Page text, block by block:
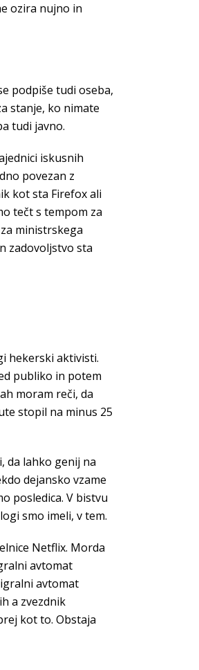
ozira nujno in
podpiše tudi oseba,
stanje, ko nimate
tudi javno.
iskusnih
povezan z
kot sta Firefox ali
tečt s tempom za
ministrskega
zadovoljstvo sta
hekerski aktivisti.
publiko in potem
moram reči, da
stopil na minus 25
da lahko genij na
dejansko vzame
posledica. V bistvu
smo imeli, v tem.
Netflix. Morda
avtomat
avtomat
a zvezdnik
kot to. Obstaja